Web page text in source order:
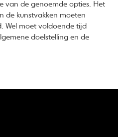
van de genoemde opties. Het
de kunstvakken moeten
Wel moet voldoende tijd
doelstelling en de